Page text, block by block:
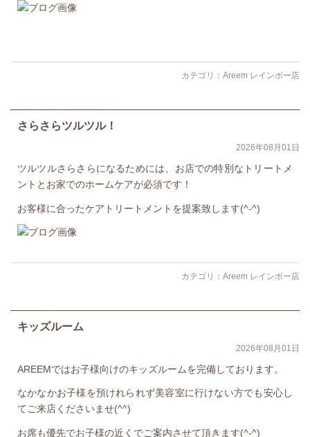
カテゴリ： Areem レインボー店
さらさらツルツル！
2026年08月01日
ツルツルさらさらになるためには、お店での特別なトリートメ
ントとお家でのホームケアが必須です！
お客様に合ったケアトリートメントを提案致します(^-^)
カテゴリ： Areem レインボー店
キッズルーム
2026年08月01日
AREEMではお子様向けのキッズルームを完備しております。
なかなかお子様を預けれられず美容室に行けない方でも安心し
てご来店くださいませ(^^)
お席も優先でお子様の近くでご案内させて頂きます(^-^)